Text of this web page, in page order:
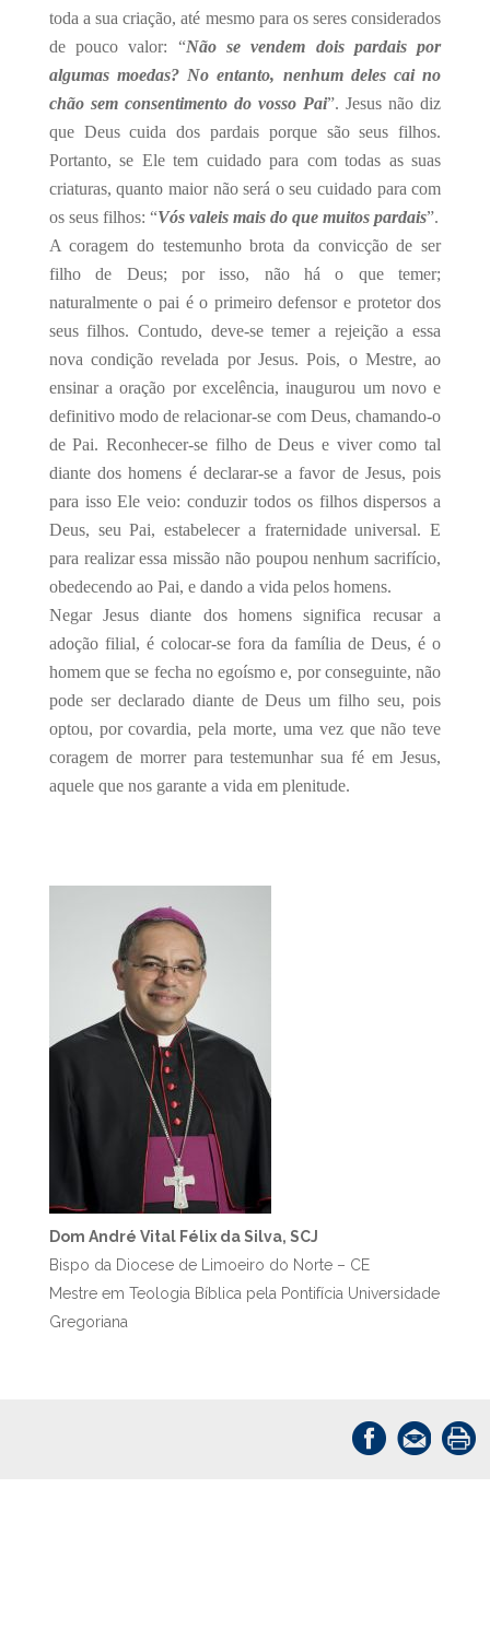
toda a sua criação, até mesmo para os seres considerados
de pouco valor: “Não se vendem dois pardais por
algumas moedas? No entanto, nenhum deles cai no
chão sem consentimento do vosso Pai”. Jesus não diz
que Deus cuida dos pardais porque são seus filhos.
Portanto, se Ele tem cuidado para com todas as suas
criaturas, quanto maior não será o seu cuidado para com
os seus filhos: “Vós valeis mais do que muitos pardais”.
A coragem do testemunho brota da convicção de ser
filho de Deus; por isso, não há o que temer;
naturalmente o pai é o primeiro defensor e protetor dos
seus filhos. Contudo, deve-se temer a rejeição a essa
nova condição revelada por Jesus. Pois, o Mestre, ao
ensinar a oração por excelência, inaugurou um novo e
definitivo modo de relacionar-se com Deus, chamando-o
de Pai. Reconhecer-se filho de Deus e viver como tal
diante dos homens é declarar-se a favor de Jesus, pois
para isso Ele veio: conduzir todos os filhos dispersos a
Deus, seu Pai, estabelecer a fraternidade universal. E
para realizar essa missão não poupou nenhum sacrifício,
obedecendo ao Pai, e dando a vida pelos homens.
Negar Jesus diante dos homens significa recusar a
adoção filial, é colocar-se fora da família de Deus, é o
homem que se fecha no egoísmo e, por conseguinte, não
pode ser declarado diante de Deus um filho seu, pois
optou, por covardia, pela morte, uma vez que não teve
coragem de morrer para testemunhar sua fé em Jesus,
aquele que nos garante a vida em plenitude.
Dom André Vital Félix da Silva, SCJ
Bispo da Diocese de Limoeiro do Norte – CE
Mestre em Teologia Bíblica pela Pontifícia Universidade
Gregoriana